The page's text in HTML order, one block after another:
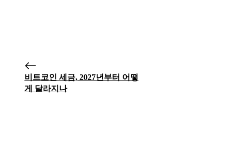
비트코인 세금, 2027년부터 어떻
게 달라지나